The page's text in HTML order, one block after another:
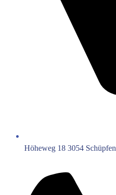
Höheweg 18 3054 Schüpfen